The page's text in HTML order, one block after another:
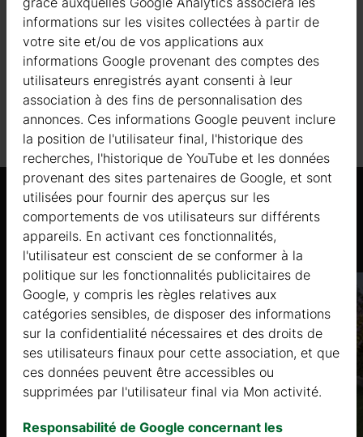
PLANCHER EN BOIS
SOLIVES AUTOCLAVÉES
TOITURE
Produits similaires
informations sur les visites collectées à partir de
votre site et/ou de vos applications aux
informations Google provenant des comptes des
utilisateurs enregistrés ayant consenti à leur
association à des fins de personnalisation des
annonces. Ces informations Google peuvent inclure
la position de l'utilisateur final, l'historique des
recherches, l'historique de YouTube et les données
provenant des sites partenaires de Google, et sont
utilisées pour fournir des aperçus sur les
comportements de vos utilisateurs sur différents
appareils. En activant ces fonctionnalités,
l'utilisateur est conscient de se conformer à la
politique sur les fonctionnalités publicitaires de
Google, y compris les règles relatives aux
catégories sensibles, de disposer des informations
sur la confidentialité nécessaires et des droits de
ses utilisateurs finaux pour cette association, et que
ces données peuvent être accessibles ou
supprimées par l'utilisateur final via Mon activité.
Responsabilité de Google concernant les